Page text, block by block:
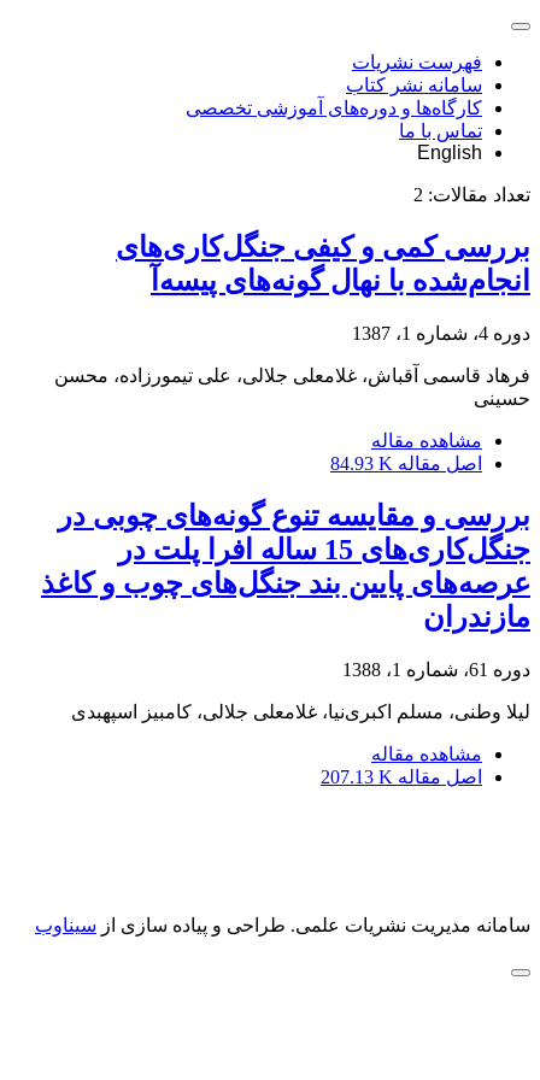
فهرست نشریات
سامانه نشر کتاب
کارگاه‌ها و دوره‌های آموزشی تخصصی
تماس با ما
English
تعداد مقالات: 2
بررسی کمی و کیفی جنگل‌کاری‌های
انجام‌شده با نهال گونه‌های پیسه‌آ
دوره 4، شماره 1، 1387
فرهاد قاسمی آقباش، غلامعلی جلالی، علی تیمورزاده، محسن
حسینی
مشاهده مقاله
اصل مقاله 84.93 K
بررسی و مقایسه تنوع گونه‌های چوبی در
جنگل‌کاری‌های 15 ساله افرا پلت در
عرصه‌های پایین بند جنگل‌های چوب و کاغذ
مازندران
دوره 61، شماره 1، 1388
لیلا وطنی، مسلم اکبری‌نیا، غلامعلی جلالی، کامبیز اسپهبدی
مشاهده مقاله
اصل مقاله 207.13 K
سامانه مدیریت نشریات علمی. طراحی و پیاده سازی از سیناوب